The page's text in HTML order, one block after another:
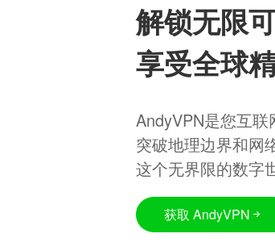
解锁无限
享受全球
AndyVPN是您互
突破地理边界和网
这个无界限的数字
获取 AndyVPN